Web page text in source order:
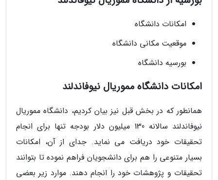
امکانات دانشگاه
موقعیت مکانی دانشگاه
بورسیه دانشگاه
امکانات دانشگاه مموریال نیوفاندلند
همانطور که در بخش قبل نیز بیان کردیم، دانشگاه مموریال
نیوفاندلند سالانه 130 میلیون دلار بودجه تنها برای انجام
تحقیقات خود دریافت می نماید. جدای از آن، امکانات
بسیار متنوعی را هم برای دانشجویان فراهم نموده تا بتوانند
تحقیقات و پژوهشات خود را انجام دهند. موارد زیر بعضی